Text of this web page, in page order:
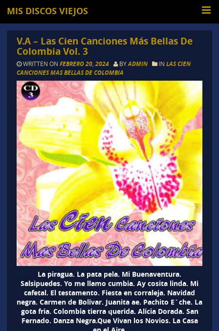
MIS DISCOS VIEJOS
V.A – Las Cien Canciones Más Bellas De
Colombia Vol. 3
WRITTEN ON FEBRERO 20, 2024 BYADMIN IN LAS CIEN
CANCIONES MAS BELLAS DE COLOMBIA
La piragua. La pata pela. Mi Buenaventura.
Salsipuedes. Yo me llamo cumbia. Ay cosita linda. Mi
cafetal. El testamento. Fiesta en corraleja. Navidad
negra. Carmen de Bolivar. Juanita ae. Pachito E´che. La
gota fria. Colombia tierra querida. Alicia Dorada. San
Fernado. Danza Negra.Que Vivan los Novios. La Casa